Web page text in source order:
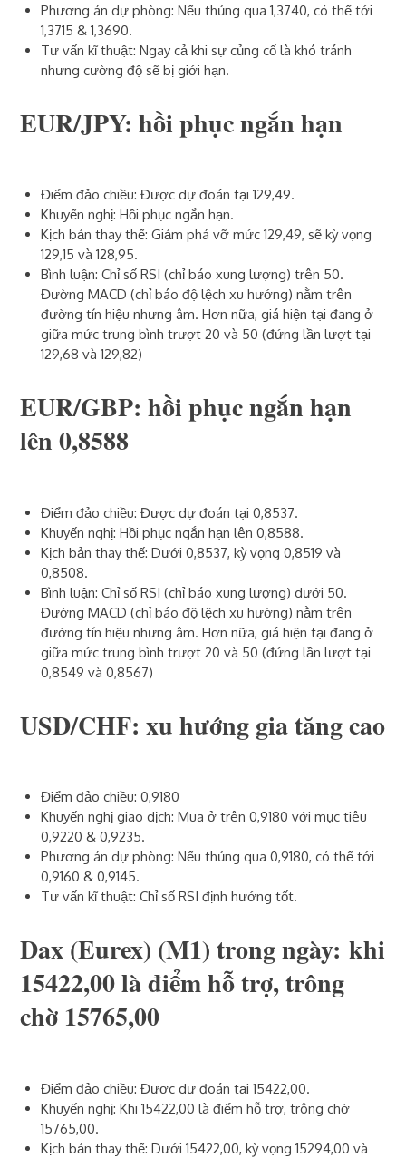
Phương án dự phòng: Nếu thủng qua 1,3740, có thể tới
1,3715 & 1,3690.
Tư vấn kĩ thuật: Ngay cả khi sự củng cố là khó tránh
nhưng cường độ sẽ bị giới hạn.
EUR/JPY: hồi phục ngắn hạn
Điểm đảo chiều: Được dự đoán tại 129,49.
Khuyến nghị: Hồi phục ngắn hạn.
Kịch bản thay thế: Giảm phá vỡ mức 129,49, sẽ kỳ vọng
129,15 và 128,95.
Bình luận: Chỉ số RSI (chỉ báo xung lượng) trên 50.
Đường MACD (chỉ báo độ lệch xu hướng) nằm trên
đường tín hiệu nhưng âm. Hơn nữa, giá hiện tại đang ở
giữa mức trung bình trượt 20 và 50 (đứng lần lượt tại
129,68 và 129,82)
EUR/GBP: hồi phục ngắn hạn
lên 0,8588
Điểm đảo chiều: Được dự đoán tại 0,8537.
Khuyến nghị: Hồi phục ngắn hạn lên 0,8588.
Kịch bản thay thế: Dưới 0,8537, kỳ vọng 0,8519 và
0,8508.
Bình luận: Chỉ số RSI (chỉ báo xung lượng) dưới 50.
Đường MACD (chỉ báo độ lệch xu hướng) nằm trên
đường tín hiệu nhưng âm. Hơn nữa, giá hiện tại đang ở
giữa mức trung bình trượt 20 và 50 (đứng lần lượt tại
0,8549 và 0,8567)
USD/CHF: xu hướng gia tăng cao
Điểm đảo chiều: 0,9180
Khuyến nghị giao dịch: Mua ở trên 0,9180 với mục tiêu
0,9220 & 0,9235.
Phương án dự phòng: Nếu thủng qua 0,9180, có thể tới
0,9160 & 0,9145.
Tư vấn kĩ thuật: Chỉ số RSI định hướng tốt.
Dax (Eurex) (M1)‎ trong ngày: khi
15422,00 là điểm hỗ trợ, trông
chờ 15765,00
Điểm đảo chiều: Được dự đoán tại 15422,00.
Khuyến nghị: Khi 15422,00 là điểm hỗ trợ, trông chờ
15765,00.
Kịch bản thay thế: Dưới 15422,00, kỳ vọng 15294,00 và